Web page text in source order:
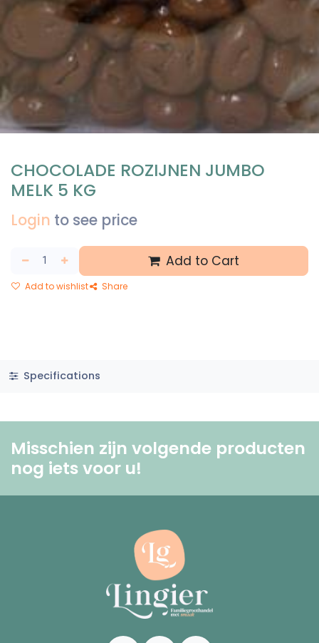
CHOCOLADE ROZIJNEN JUMBO
MELK 5 KG
Login to see price
Add to Cart
Add to wishlist Share
Specifications
Misschien zijn volgende producten
nog iets voor u! ​